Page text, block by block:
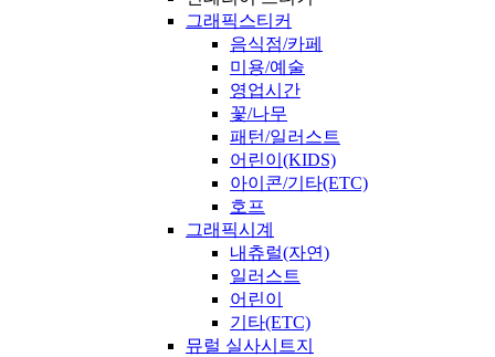
그래픽스티커
음식점/카페
미용/예술
영업시간
꽃/나무
패턴/일러스트
어린이(KIDS)
아이콘/기타(ETC)
호프
그래픽시계
내츄럴(자연)
일러스트
어린이
기타(ETC)
뮤럴 실사시트지